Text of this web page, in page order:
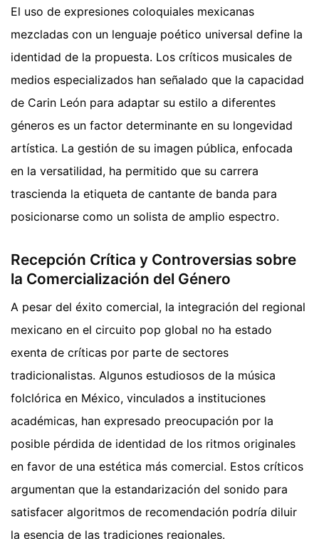
El uso de expresiones coloquiales mexicanas
mezcladas con un lenguaje poético universal define la
identidad de la propuesta. Los críticos musicales de
medios especializados han señalado que la capacidad
de Carin León para adaptar su estilo a diferentes
géneros es un factor determinante en su longevidad
artística. La gestión de su imagen pública, enfocada
en la versatilidad, ha permitido que su carrera
trascienda la etiqueta de cantante de banda para
posicionarse como un solista de amplio espectro.
Recepción Crítica y Controversias sobre
la Comercialización del Género
A pesar del éxito comercial, la integración del regional
mexicano en el circuito pop global no ha estado
exenta de críticas por parte de sectores
tradicionalistas. Algunos estudiosos de la música
folclórica en México, vinculados a instituciones
académicas, han expresado preocupación por la
posible pérdida de identidad de los ritmos originales
en favor de una estética más comercial. Estos críticos
argumentan que la estandarización del sonido para
satisfacer algoritmos de recomendación podría diluir
la esencia de las tradiciones regionales.